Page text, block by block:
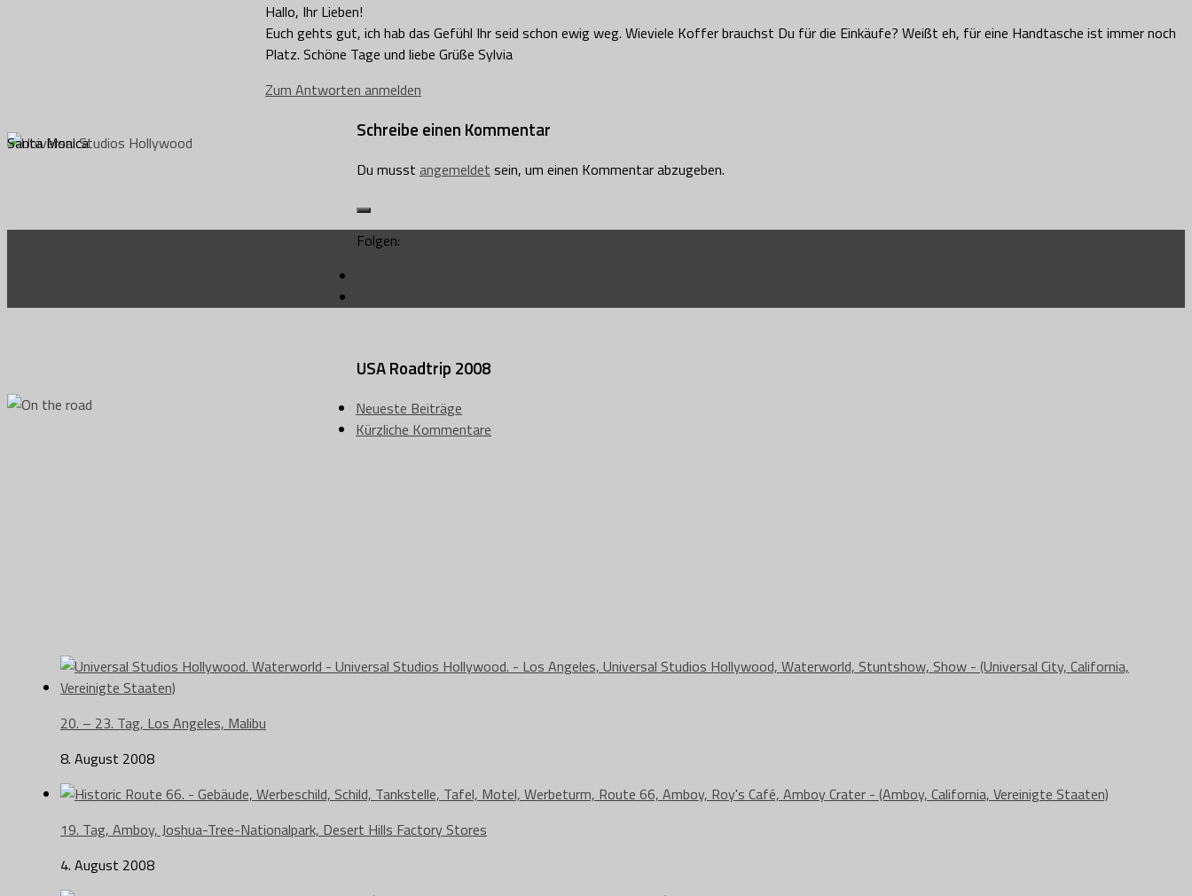
Santa Monica
Hallo, Ihr Lieben!
Euch gehts gut, ich hab das Gefühl Ihr seid schon ewig weg. Wieviele Koffer brauchst Du für die Einkäufe? Weißt eh, für eine Handtasche ist immer noch
Platz. Schöne Tage und liebe Grüße Sylvia
Zum Antworten anmelden
Schreibe einen Kommentar
Du musst angemeldet sein, um einen Kommentar abzugeben.
Folgen:
USA Roadtrip 2008
Neueste Beiträge
Kürzliche Kommentare
20. – 23. Tag, Los Angeles, Malibu
8. August 2008
19. Tag, Amboy, Joshua-Tree-Nationalpark, Desert Hills Factory Stores
4. August 2008